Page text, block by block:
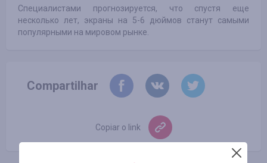
Специалистами прогнозируется, что спустя еще
несколько лет, экраны на 5-6 дюймов станут самыми
популярными на мировом рынке.
Compartilhar
Copiar o link